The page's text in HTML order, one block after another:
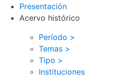
Presentación
Acervo histórico
Período >
Temas >
Tipo >
Instituciones